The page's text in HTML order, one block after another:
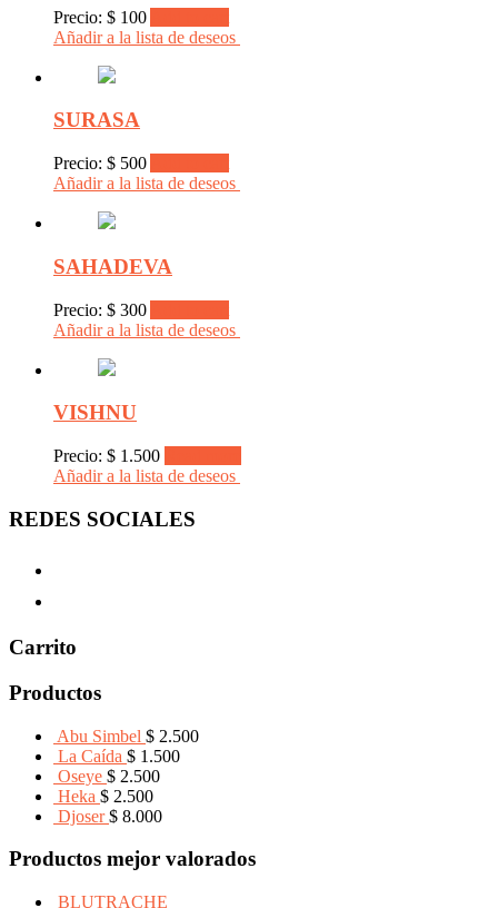
Precio: $ 100
Añadir a la lista de deseos
SURASA
Precio: $ 500
Añadir a la lista de deseos
SAHADEVA
Precio: $ 300
Añadir a la lista de deseos
VISHNU
Precio: $ 1.500
Añadir a la lista de deseos
REDES SOCIALES
Carrito
Productos
Abu Simbel $ 2.500
La Caída $ 1.500
Oseye $ 2.500
Heka $ 2.500
Djoser $ 8.000
Productos mejor valorados
BLUTRACHE